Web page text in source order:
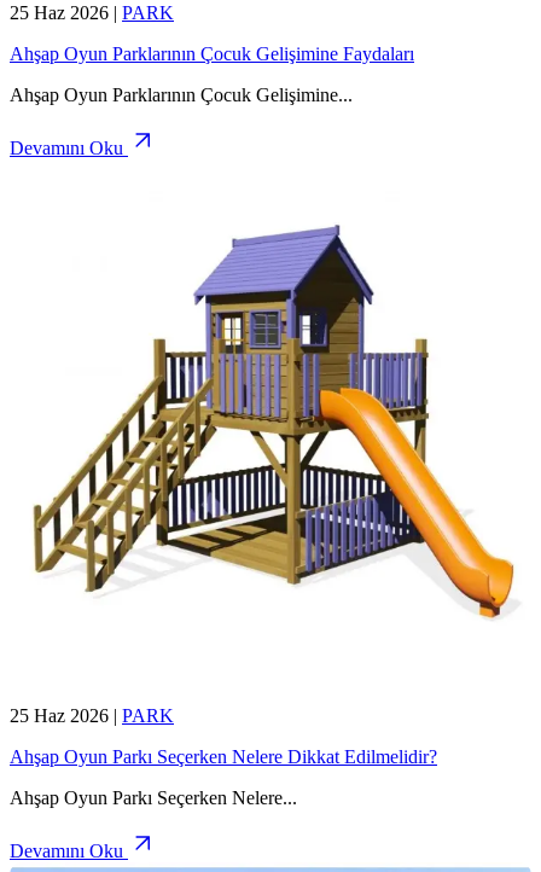
25 Haz 2026 | PARK
Ahşap Oyun Parklarının Çocuk Gelişimine Faydaları
Ahşap Oyun Parklarının Çocuk Gelişimine...
Devamını Oku
25 Haz 2026 | PARK
Ahşap Oyun Parkı Seçerken Nelere Dikkat Edilmelidir?
Ahşap Oyun Parkı Seçerken Nelere...
Devamını Oku